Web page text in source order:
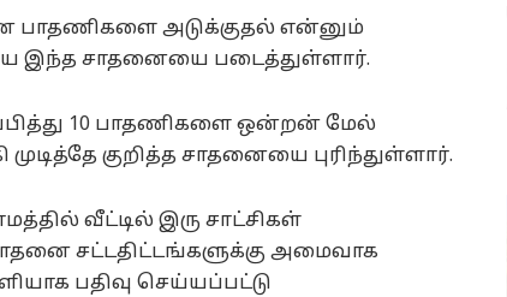
அடுக்குதல் என்னும்
இந்த சாதனையை படைத்துள்ளார்.
10 பாதணிகளை ஒன்றன் மேல்
குறித்த சாதனையை புரிந்துள்ளார்.
வீட்டில் இரு சாட்சிகள்
சட்டதிட்டங்களுக்கு அமைவாக
பதிவு செய்யப்பட்டு